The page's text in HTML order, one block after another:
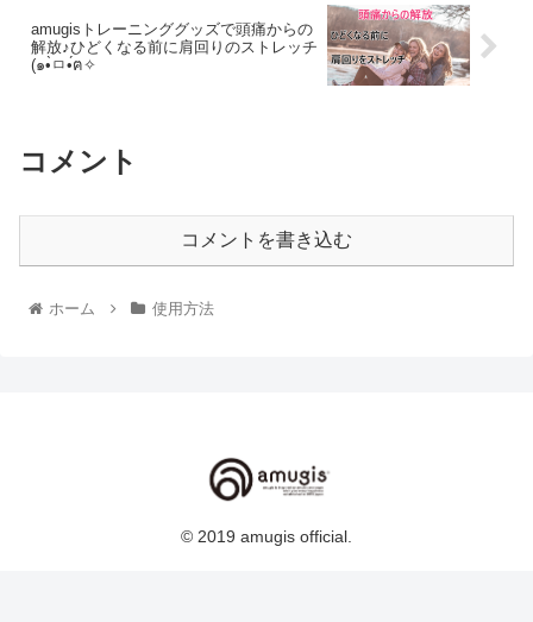
amugisトレーニンググッズで頭痛からの
解放♪ひどくなる前に肩回りのストレッチ
(๑•̀ㅁ•́ฅ✧
コメント
コメントを書き込む
ホーム 使用方法
© 2019 amugis official.